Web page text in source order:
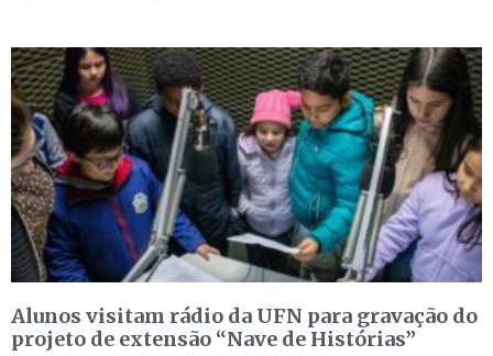
Alunos visitam rádio da UFN para gravação do
projeto de extensão “Nave de Histórias”